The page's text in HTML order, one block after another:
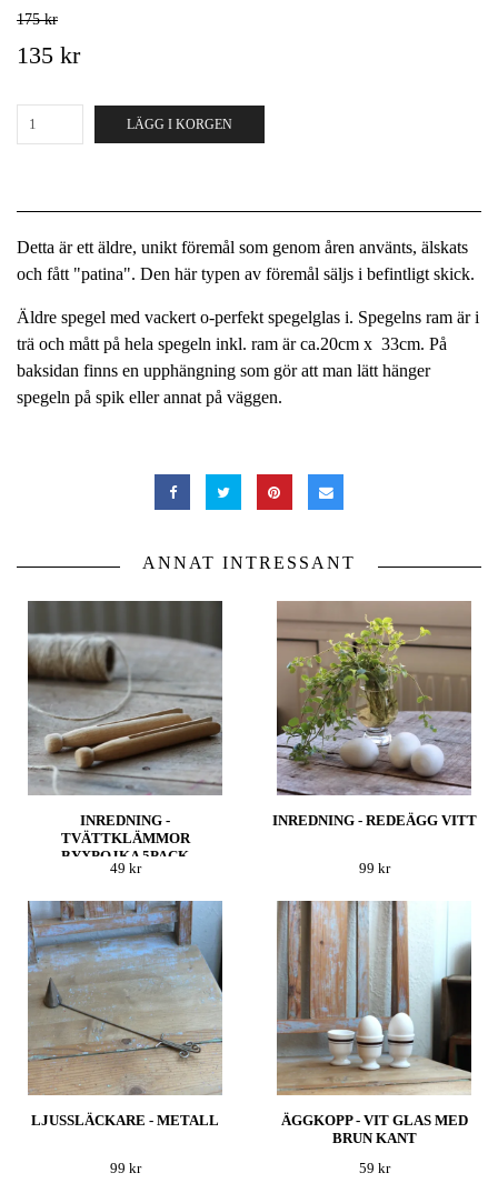
175 kr
135 kr
LÄGG I KORGEN
Detta är ett äldre, unikt föremål som genom åren använts, älskats
och fått "patina". Den här typen av föremål säljs i befintligt skick.
Äldre spegel med vackert o-perfekt spegelglas i. Spegelns ram är i
trä och mått på hela spegeln inkl. ram är ca.20cm x 33cm. På
baksidan finns en upphängning som gör att man lätt hänger
spegeln på spik eller annat på väggen.
ANNAT INTRESSANT
INREDNING -
TVÄTTKLÄMMOR
BYXPOJKA 5PACK
49 kr
INREDNING - REDEÄGG VITT
99 kr
LJUSSLÄCKARE - METALL
99 kr
ÄGGKOPP - VIT GLAS MED
BRUN KANT
59 kr